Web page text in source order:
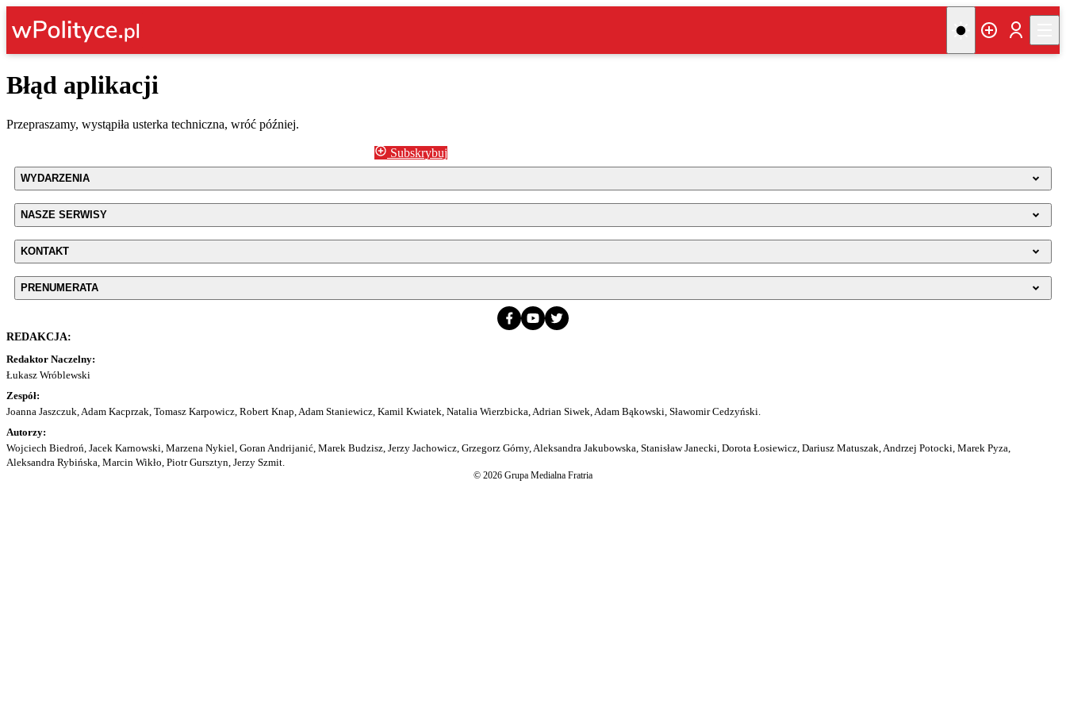
Błąd aplikacji
Przepraszamy, wystąpiła usterka techniczna, wróć później.
Subskrybuj
WYDARZENIA
NASZE SERWISY
KONTAKT
PRENUMERATA
REDAKCJA:
Redaktor Naczelny:
Łukasz Wróblewski
Zespół:
Joanna Jaszczuk, Adam Kacprzak, Tomasz Karpowicz, Robert Knap, Adam Staniewicz, Kamil Kwiatek, Natalia Wierzbicka, Adrian Siwek, Adam Bąkowski, Sławomir Cedzyński.
Autorzy:
Wojciech Biedroń, Jacek Karnowski, Marzena Nykiel, Goran Andrijanić, Marek Budzisz, Jerzy Jachowicz, Grzegorz Górny, Aleksandra Jakubowska, Stanisław Janecki, Dorota Łosiewicz, Dariusz Matuszak, Andrzej Potocki, Marek Pyza,
Aleksandra Rybińska, Marcin Wikło, Piotr Gursztyn, Jerzy Szmit.
© 2026 Grupa Medialna Fratria